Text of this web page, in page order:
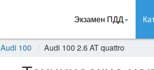
Экзамен ПДД
Audi 100 Audi 100 2.6 AT quattro